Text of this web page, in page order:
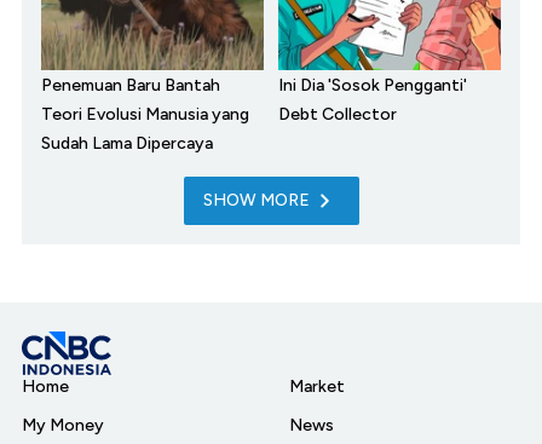
Penemuan Baru Bantah
Teori Evolusi Manusia yang
Sudah Lama Dipercaya
Ini Dia 'Sosok Pengganti'
Debt Collector
SHOW MORE
Home
My Money
Market
News